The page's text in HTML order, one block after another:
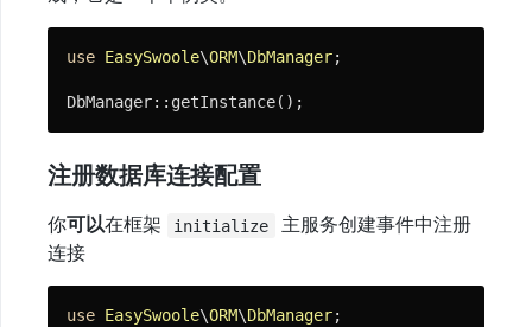
教
程
应
use EasySwoole\ORM\DbManager;
DbManager::getInstance();
注册数据库连接配置
你可以在框架 initialize
主服务创建事件中注册
连接
use EasySwoole\ORM\DbManager